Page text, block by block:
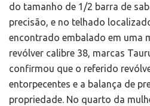
do tamanho de 1/2 barra de
precisão, e no telhado
encontrado embalado em uma
revólver calibre 38, marcas
confirmou que o referido
entorpecentes e a balança de
propriedade. No quarto da